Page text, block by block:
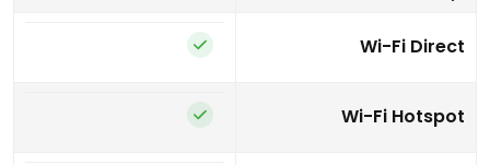
Wi-Fi Direct
Wi-Fi Hotspot